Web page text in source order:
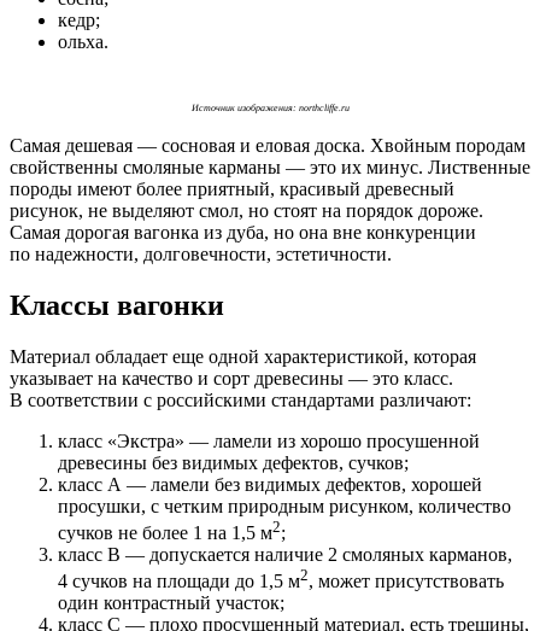
кедр;
ольха.
Источник изображения: northcliffe.ru
Самая дешевая — сосновая и еловая доска. Хвойным породам
свойственны смоляные карманы — это их минус. Лиственные
породы имеют более приятный, красивый древесный
рисунок, не выделяют смол, но стоят на порядок дороже.
Самая дорогая вагонка из дуба, но она вне конкуренции
по надежности, долговечности, эстетичности.
Классы вагонки
Материал обладает еще одной характеристикой, которая
указывает на качество и сорт древесины — это класс.
В соответствии с российскими стандартами различают:
класс «Экстра» — ламели из хорошо просушенной
древесины без видимых дефектов, сучков;
класс А — ламели без видимых дефектов, хорошей
просушки, с четким природным рисунком, количество
сучков не более 1 на 1,5 м2;
класс B — допускается наличие 2 смоляных карманов,
4 сучков на площади до 1,5 м2, может присутствовать
один контрастный участок;
класс C — плохо просушенный материал, есть трещины,